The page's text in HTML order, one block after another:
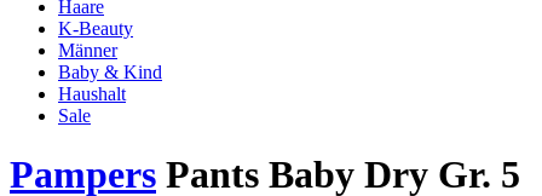
Haare
K-Beauty
Männer
Baby & Kind
Haushalt
Sale
Pampers Pants Baby Dry Gr. 5